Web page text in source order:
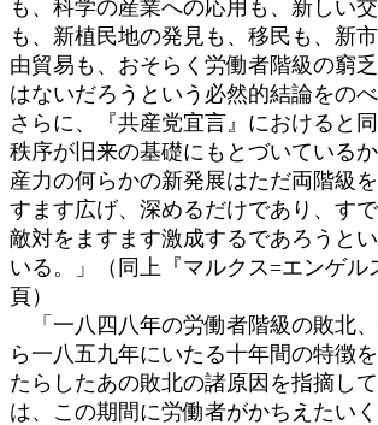
も、科学の産業への応用も、新しい
も、新植民地の発見も、移民も、新
由貿易も、おそらく労働者階級の窮
はないだろうという必然的結論をのべ
さらに、『共産党宜言』におけると
秩序が旧来の基礎にもとづいている
産力の何らかの新発展はただ両階級
すます広げ、深めるだけであり、す
敵対をますます激成するであろうと
いる。」（同上『マルクス=エンゲル
頁）
「一八四八年の労働者階級の敗北
ら一八五九年にいたる十年間の特徴
たらしたあの敗北の諸原因を指摘し
は、この期間に労働者がかちえたい